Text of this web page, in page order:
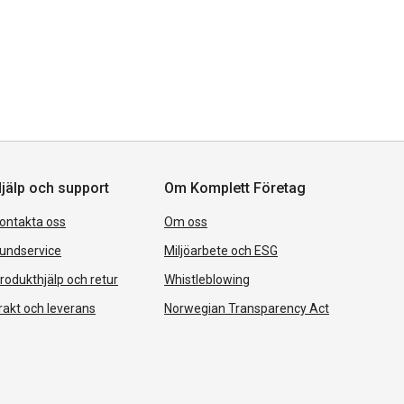
och support
oss
och retur
och leverans
Om Komplett Företag
Om oss
Miljöarbete och ESG
Whistleblowing
Norwegian Transparency Act